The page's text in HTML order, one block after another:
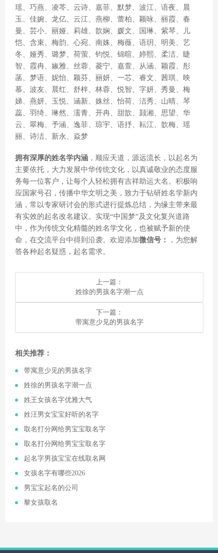
瑶、巧燕、凌芩、云诗、嘉菲、默梦、波江、语夜、晨
玉、佳婉、龙亿、云江、燕柳、蕾柏、颖咏、丽霞、春
曼、芸小、丽娅、莉雄、歆娴、媛文、国琳、紫琴、儿
恺、含束、梅韵、心宛、南姝、梅薇、语玥、明美、艺
冬、娅秀、璐梦、荷萤、钧悦、锦暄、婷熙、柔洁、睫
智、霞冉、婌雅、丝蓉、菱宁、嘉萱、从涵、颖霞、彤
菡、梦语、妮怡、颖芬、丽妍、一芯、睿文、茜琪、映
慕、波友、晨红、舒梓、林蓉、悦智、字妍、秀曼、梅
娣、燕妍、玉悦、涵新、姝丝、怡荷、洁秀、山晴、琴
蕊、羽绮、琳然、濡青、开冉、甜歆、颢湘、思望、华
云、翠梅、予涵、逸菲、琼宇、语抒、耘江、歆梅、瑶
丽、诗洁、新永、焱梦
拥有深厚的姓名学内涵 ，顺应天道，源远流长，以起名为
主要依托，大力发展中华传统文化，以真诚敬业的态度服
务每一位客户，让每个人轻松拥有吉祥助运大名。积极响
应国家号召，传播中华文明之美，致力于钻研姓名学新内
涵，常以专家研讨会的形式进行提炼总结，为缘主带来最
有实效的起名改名建议。实现“中国梦”及文化复兴道路
中，作为传统文化精髓的姓名学文化，也被赋予新的使
命，在交流平台中得到沿袭。欢迎添加微信号：
，为您解
答各种起名疑惑，起名需求。
上一篇：
​姓徐的男孩名字潮一点
下一篇：
​带寓意少见的男孩名字
相关推荐：
​带寓意少见的男孩名字
​姓徐的男孩名字潮一点
​姓王女孩名字优雅大气
​姓汪男女宝宝好听的名字
​取名打分网给男宝宝取名字
​取名打分网给男宝宝取名字
​起名字男孩宝宝在线取名网
​女孩名字有哪些2026
​男宝宝起名的公司
​黎女孩取名